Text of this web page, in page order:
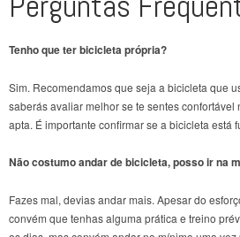
Tenho que ter bicicleta própria?
Sim. Recomendamos que seja a bicicleta que
saberás avaliar melhor se te sentes confortável
apta. É importante confirmar se a bicicleta está
Não costumo andar de bicicleta, posso ir na
Fazes mal, devias andar mais. Apesar do
convém que tenhas alguma prática e treino